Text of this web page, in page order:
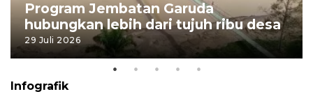
Program Jembatan Garuda
hubungkan lebih dari tujuh ribu desa
29 Juli 2026
Infografik